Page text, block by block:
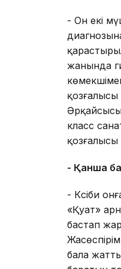
- Он екі
жанында
класс
- Қанша
- Кәсіби
«Қуат»
бастап
бала